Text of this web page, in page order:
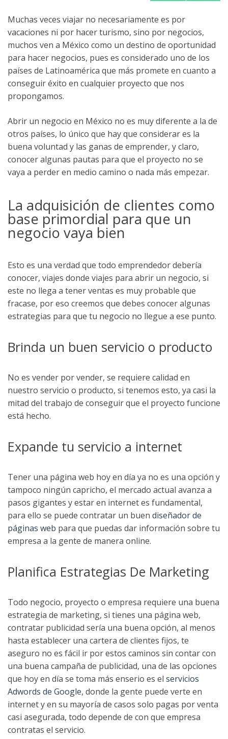
Muchas veces viajar no necesariamente es por
vacaciones ni por hacer turismo, sino por negocios,
muchos ven a México como un destino de oportunidad
para hacer negocios, pues es considerado uno de los
países de Latinoamérica que más promete en cuanto a
conseguir éxito en cualquier proyecto que nos
propongamos.
Abrir un negocio en México no es muy diferente a la de
otros países, lo único que hay que considerar es la
buena voluntad y las ganas de emprender, y claro,
conocer algunas pautas para que el proyecto no se
vaya a perder en medio camino o nada más empezar.
La adquisición de clientes como
base primordial para que un
negocio vaya bien
Esto es una verdad que todo emprendedor debería
conocer, viajes donde viajes para abrir un negocio, si
este no llega a tener ventas es muy probable que
fracase, por eso creemos que debes conocer algunas
estrategias para que tu negocio no llegue a ese punto.
Brinda un buen servicio o producto
No es vender por vender, se requiere calidad en
nuestro servicio o producto, si tenemos esto, ya casi la
mitad del trabajo de conseguir que el proyecto funcione
está hecho.
Expande tu servicio a internet
Tener una página web hoy en día ya no es una opción y
tampoco ningún capricho, el mercado actual avanza a
pasos gigantes y estar en internet es fundamental,
para ello se puede contratar un buen diseñador de
páginas web para que puedas dar información sobre tu
empresa a la gente de manera online.
Planifica Estrategias De Marketing
Todo negocio, proyecto o empresa requiere una buena
estrategia de marketing, si tienes una página web,
contratar publicidad sería una buena opción, al menos
hasta establecer una cartera de clientes fijos, te
aseguro no es fácil ir por estos caminos sin contar con
una buena campaña de publicidad, una de las opciones
que hoy en día se toma más enserio es el servicios
Adwords de Google, donde la gente puede verte en
internet y en su mayoría de casos solo pagas por venta
casi asegurada, todo depende de con que empresa
contratas el servicio.